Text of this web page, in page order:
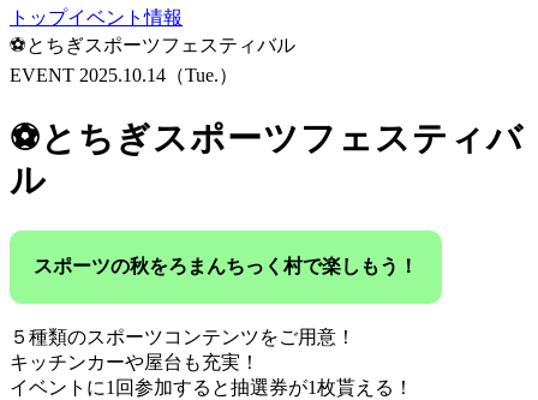
トップイベント情報
⚽とちぎスポーツフェスティバル
EVENT 2025.10.14 （Tue.）
⚽とちぎスポーツフェスティバ
ル
スポーツの秋をろまんちっく村で楽しもう！
５種類のスポーツコンテンツをご用意！
キッチンカーや屋台も充実！
イベントに1回参加すると抽選券が1枚貰える！